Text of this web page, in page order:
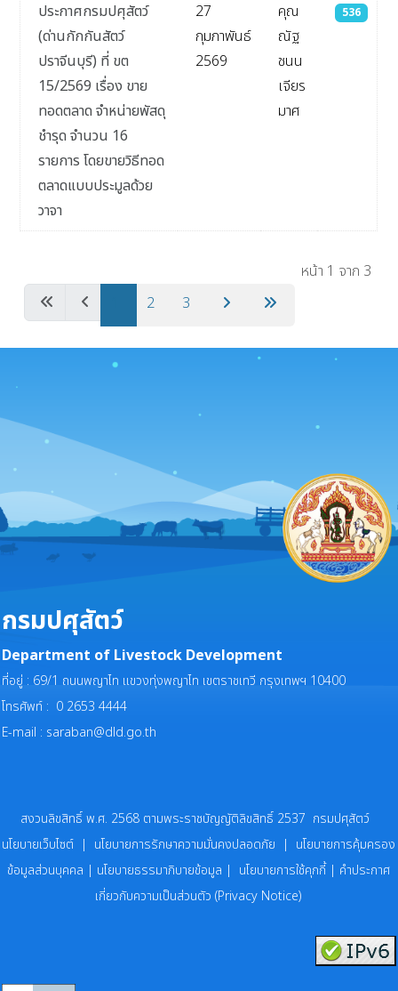
ประกาศกรมปศุสัตว์
(ด่านกักกันสัตว์
ปราจีนบุรี) ที่ ขต
15/2569 เรื่อง ขาย
ทอดตลาด จำหน่ายพัสดุ
ชำรุด จำนวน 16
รายการ โดยขายวิธีทอด
ตลาดแบบประมูลด้วย
วาจา
27
กุมภาพันธ์
2569
คุณ
ณัฐ
ชนน
เจียร
มาศ
536
หน้า 1 จาก 3
2 3
กรมปศุสัตว์
Department of Livestock Development
ที่อยู่ : 69/1 ถนนพญาไท แขวงทุ่งพญาไท เขตราชเทวี กรุงเทพฯ 10400
โทรศัพท์ : 0 2653 4444
E-mail : saraban@dld.go.th
สงวนลิขสิทธิ์ พ.ศ. 2568 ตามพระราชบัญญัติลิขสิทธิ์ 2537 กรมปศุสัตว์
นโยบายเว็บไซต์ | นโยบายการรักษาความมั่นคงปลอดภัย | นโยบายการคุ้มครอง
ข้อมูลส่วนบุคคล | นโยบายธรรมาภิบายข้อมูล | นโยบายการใช้คุกกี้ | คำประกาศ
เกี่ยวกับความเป็นส่วนตัว (Privacy Notice)